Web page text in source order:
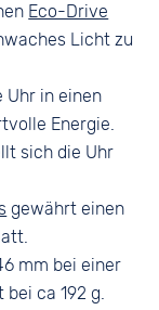
Eco-Drive
Licht zu
Uhr in einen
Energie.
sich die Uhr
gewährt einen
mm bei einer
ca 192 g.